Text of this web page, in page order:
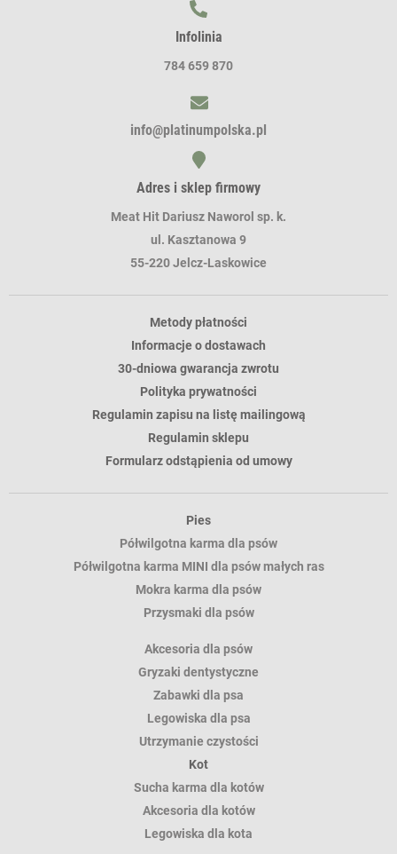
Infolinia
784 659 870
info@platinumpolska.pl
Adres i sklep firmowy
Meat Hit Dariusz Naworol sp. k.
ul. Kasztanowa 9
55-220 Jelcz-Laskowice
Metody płatności
Informacje o dostawach
30-dniowa gwarancja zwrotu
Polityka prywatności
Regulamin zapisu na listę mailingową
Regulamin sklepu
Formularz odstąpienia od umowy
Pies
Półwilgotna karma dla psów
Półwilgotna karma MINI dla psów małych ras
Mokra karma dla psów
Przysmaki dla psów
Akcesoria dla psów
Gryzaki dentystyczne
Zabawki dla psa
Legowiska dla psa
Utrzymanie czystości
Kot
Sucha karma dla kotów
Akcesoria dla kotów
Legowiska dla kota